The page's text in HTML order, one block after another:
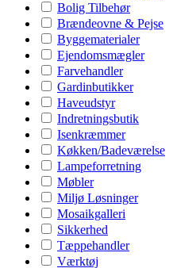
Bolig Tilbehør
Brændeovne & Pejse
Byggematerialer
Ejendomsmægler
Farvehandler
Gardinbutikker
Haveudstyr
Indretningsbutik
Isenkræmmer
Køkken/Badeværelse
Lampeforretning
Møbler
Miljø Løsninger
Mosaikgalleri
Sikkerhed
Tæppehandler
Værktøj